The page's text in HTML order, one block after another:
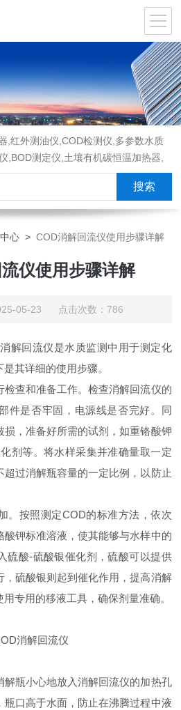
,红外测油仪,COD检测仪,多参数水质
,BOD测定仪,土壤有机碳恒温加热器,
水质采样器
心 >COD消解回流仪使用步骤详解
仪使用步骤详解
05-23 点击次数：786
回流仪是水质监测中用于测定化
其详细的使用步骤。
查和准备工作。检查消解回流仪的
件是否牢固，电源线是否完好。同
损，准备好所需的试剂，如重铬酸钾
剂等。将水样采集并准确量取一定
过消解瓶容量的一定比例，以防止
按照测定COD的标准方法，依次
酸钾标准溶液，使其能够与水样中的
硫酸-硫酸银催化剂，硫酸可以提供
，硫酸银则起到催化作用，提高消解
专用的移液工具，确保剂量准确。
瓶小心地放入消解回流仪的加热孔
口高于水面，防止在沸腾过程中液